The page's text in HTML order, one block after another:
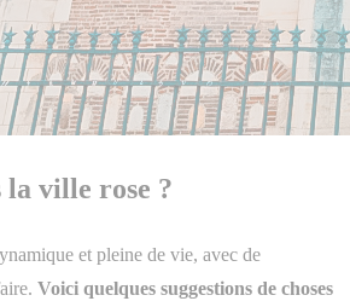
la ville rose ?
et pleine de vie, avec de
Voici quelques suggestions de choses